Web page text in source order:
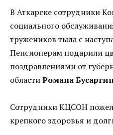
В Аткарске сотрудники
социального
тружеников тыла с
Пенсионерам подарили
поздравлениями от
областиРомана
Сотрудники КЦСОН
крепкого здоровья и